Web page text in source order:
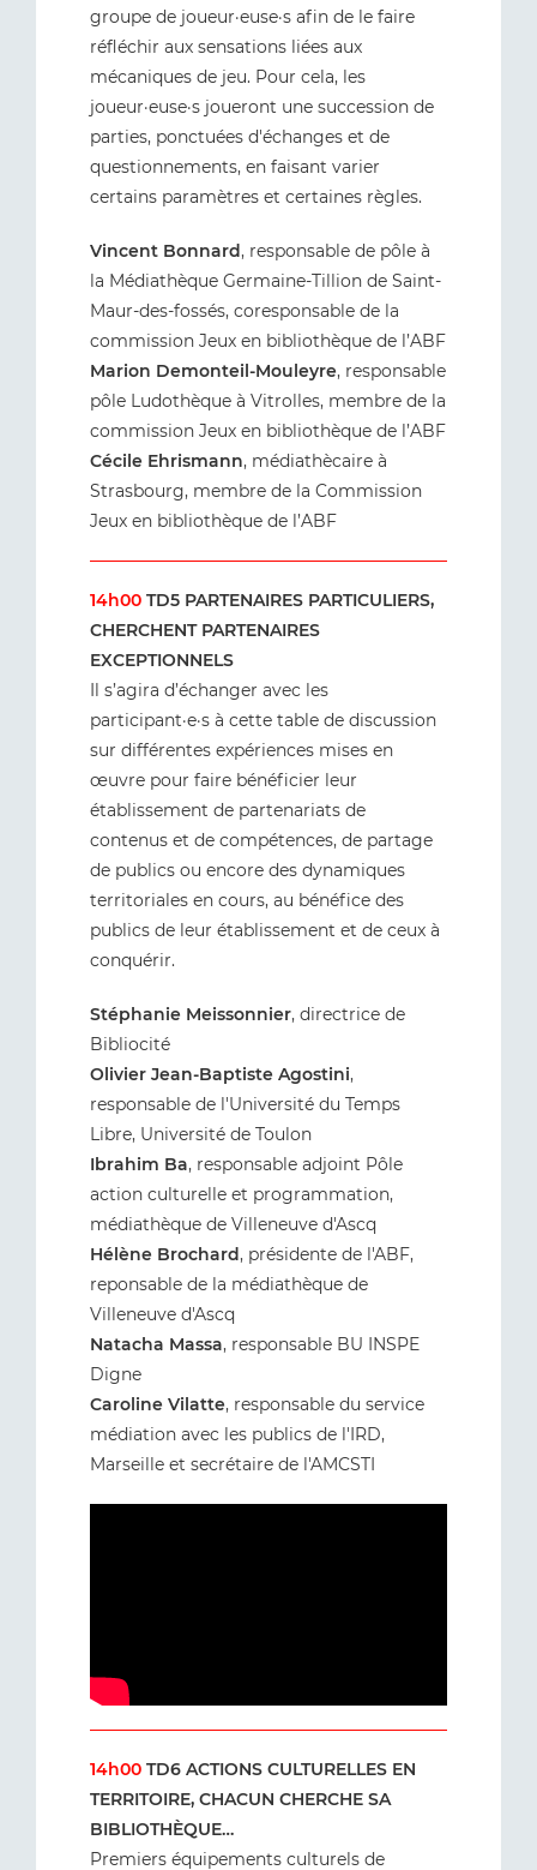
groupe de joueur·euse·s afin de le faire
réfléchir aux sensations liées aux
mécaniques de jeu. Pour cela, les
joueur·euse·s joueront une succession de
parties, ponctuées d'échanges et de
questionnements, en faisant varier
certains paramètres et certaines règles.
Vincent Bonnard, responsable de pôle à
la Médiathèque Germaine-Tillion de Saint-
Maur-des-fossés, coresponsable de la
commission Jeux en bibliothèque de l’ABF
Marion Demonteil-Mouleyre, responsable
pôle Ludothèque à Vitrolles, membre de la
commission Jeux en bibliothèque de l’ABF
Cécile Ehrismann, médiathècaire à
Strasbourg, membre de la Commission
Jeux en bibliothèque de l’ABF
14h00 TD5 PARTENAIRES PARTICULIERS,
CHERCHENT PARTENAIRES
EXCEPTIONNELS
Il s’agira d’échanger avec les
participant·e·s à cette table de discussion
sur différentes expériences mises en
œuvre pour faire bénéficier leur
établissement de partenariats de
contenus et de compétences, de partage
de publics ou encore des dynamiques
territoriales en cours, au bénéfice des
publics de leur établissement et de ceux à
conquérir.
Stéphanie Meissonnier, directrice de
Bibliocité
Olivier Jean-Baptiste Agostini,
responsable de l'Université du Temps
Libre, Université de Toulon
Ibrahim Ba, responsable adjoint Pôle
action culturelle et programmation,
médiathèque de Villeneuve d'Ascq
Hélène Brochard, présidente de l'ABF,
reponsable de la médiathèque de
Villeneuve d'Ascq
Natacha Massa, responsable BU INSPE
Digne
Caroline Vilatte, responsable du service
médiation avec les publics de l'IRD,
Marseille et secrétaire de l'AMCSTI
14h00 TD6 ACTIONS CULTURELLES EN
TERRITOIRE, CHACUN CHERCHE SA
BIBLIOTHÈQUE…
Premiers équipements culturels de